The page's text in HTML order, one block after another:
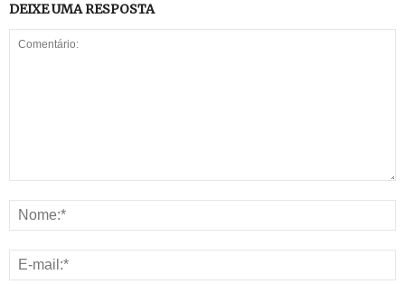
DEIXE UMA RESPOSTA